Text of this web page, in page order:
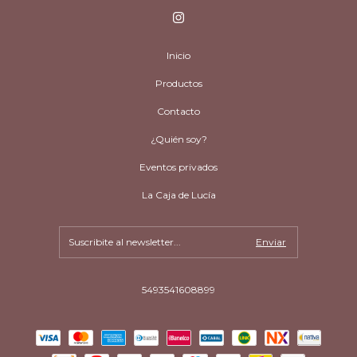
Inicio
Productos
Contacto
¿Quién soy?
Eventos privados
La Caja de Lucía
5493541608899